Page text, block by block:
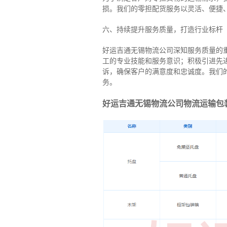
损。我们的零担配货服务以灵活、便
六、持续提升服务质量，打造行业标杆
好运吉通无锡物流公司深知服务质量
工的专业技能和服务意识；积极引进
诉，确保客户的满意度和忠诚度。我
务。
好运吉通无锡物流公司物流运输包